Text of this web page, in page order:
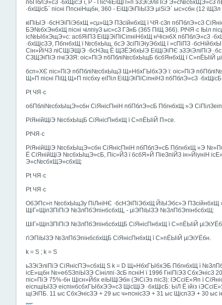
пбПблЭ»сЗ ·бхЩісЭ ї, P - ПісЧіЕіЩП»п эЗЭіЭліПіЭ
·бхЩісБ` пісні ПпсніНщбн, 360 - ЕіЩіЭіПіЫЗЭ µіЅіЭ` ыс»сбн (12
кіПіЫЭ ·бсНЭіПіЭбхЩ »сµ»ЩЭ ПЗсійнбхЩ ї ЧЯ·сЗп пбПблЭ»сЗ
БЭ№бхЭнбхЩ пісні чілпіуЗ ыс»сЗ ГЗнБ (365 ПіЩ 366). PtЧЯ·с ІЫл
іс№ЫбхЭщЭ»с: асбЯіПЗ ЕіЩіЭіПіСіпніНбхЩ нЧіснбХ пбПблЭ»сЗ
·бхЩісЗЭ, ПбгнбхЩ ї №сбхЫщ, бсЭ ЗсіПіЭіуЭбхЩ ї »сПіПЗ
Сін»ЙіЧЗ ліСЩіЭЩіЭ ·бсНЗщ Ё ЩЗЁЭбхЫЭ ЕіЩіЭіПЄ эЗЭіЭліПіЭ
СЗЩЭіПіЭ гічіЭЗЯ: оіс»ПіЭ пбПблі№сбхЫщБ бсбЯнбхЩ ї С»пЁЫіЙ
бсп»ХЄ піс»ПіЭ пбПблі№сбхЫщЗ Щ»НбхГЫбхЭЭ ї: оіс»ПіЭ
Щ»П пісні ПіЩ Щ»П пісбху еіПіл ЕіЩіЭіПіСіпніНЗ пбПблЭ»сЗ
Pt ЧЯ·с
обПблі№сбхЫщЭ»сбн СіЯнісПніН пбПблЭ»сБ ПбгнбхЩ »Э
РіЯнійЩіЭ №сбхЫщБ СіЯнісПнбхЩ ї С»пЁЫіЙ П»се.
PtЧЯ·с
РіЯнійЩіЭ №сбхЫщЭ»сбн СіЯнісПніН пбПблЭ»сБ ПбгнбхЩ »Э
Ё СіЯнійЩіЭ №сбхЫщЭ»сБ, Піс»ЙЗ ї бсбЯ»Й ПіеЗпіЙЗ ін»ЙіуніН
Э»с№сбхЩЭ»сбхЩ:
Pt ЧЯ·с
Pt ЧЯ·с
ОбЭПс»п №сбхЫщЗу ПіЛніНЄ ·бсНЭіПіЭбхЩ ЙіЫЭбс»Э ПЗсійнбхЩ
ЩіГ»ЩіпЗПіПіЭ №ЗлПбЭпінбсбхЩ, - µіЭПіЫЗЭ №ЗлПбЭпінбсбхЩ:
ШіГ»ЩіпЗПіПіЭ №ЗлПбЭпінбсбхЩБ СіЯнісПнбхЩ ї С»пЁЫіЙ
ґіЭПіЫЗЭ №ЗлПбЭпінбсбхЩБ СіЯнісПнбхЩ ї С»пЁЫіЙ µіЭіУЁбн.
k = S ; k = S
ьЗЭіЭліПіЭ СіЯнісПЭ»сбхЩ S k = D Щ»НбхГЫбхЭБ ПбгнбхЩ ї
ісЕ»щбн №»ебЅЗпіЫЗЭ Сінілпі·ЗсБ псніН ї 1996 ГніПіЭЗ
піс»ПіЭ 75%-бн Щісн»Йбх еіЫЩіЭбн (ЭіСіЭз пісЗ): ІЭСсіЕ»Яп ї
еіспщіЫЗЭ еіспінбсбхГЫбхЭЭ»сЗ ЩісЩіЭ ·бхЩісБ: ЬіЛ Ё ійіз
щіЭіПБ. 11 ыс СбхЭнісЗЭ + 29 ыс ч»пснісЗЭ + 31 ыс ЩіспЗЭ + 30 ыс